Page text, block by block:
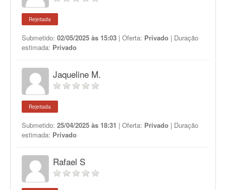
Rejeitada
Submetido: 02/05/2025 às 15:03 | Oferta: Privado | Duração
estimada: Privado
Jaqueline M.
Rejeitada
Submetido: 25/04/2025 às 18:31 | Oferta: Privado | Duração
estimada: Privado
Rafael S